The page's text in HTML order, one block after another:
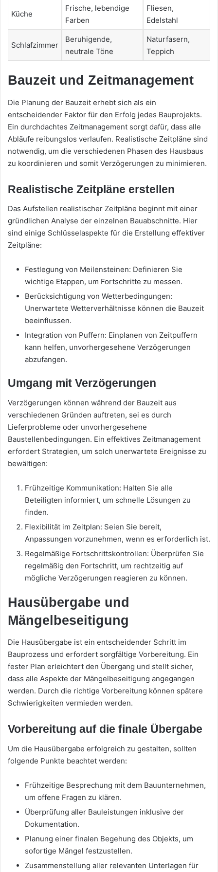
Küche
Frische, lebendige
Farben
Fliesen,
Edelstahl
Schlafzimmer
Beruhigende,
neutrale Töne
Naturfasern,
Teppich
Bauzeit und Zeitmanagement
Die Planung der Bauzeit erhebt sich als ein
entscheidender Faktor für den Erfolg jedes Bauprojekts.
Ein durchdachtes Zeitmanagement sorgt dafür, dass alle
Abläufe reibungslos verlaufen. Realistische Zeitpläne sind
notwendig, um die verschiedenen Phasen des Hausbaus
zu koordinieren und somit Verzögerungen zu minimieren.
Realistische Zeitpläne erstellen
Das Aufstellen realistischer Zeitpläne beginnt mit einer
gründlichen Analyse der einzelnen Bauabschnitte. Hier
sind einige Schlüsselaspekte für die Erstellung effektiver
Zeitpläne:
Festlegung von Meilensteinen: Definieren Sie
wichtige Etappen, um Fortschritte zu messen.
Berücksichtigung von Wetterbedingungen:
Unerwartete Wetterverhältnisse können die Bauzeit
beeinflussen.
Integration von Puffern: Einplanen von Zeitpuffern
kann helfen, unvorhergesehene Verzögerungen
abzufangen.
Umgang mit Verzögerungen
Verzögerungen können während der Bauzeit aus
verschiedenen Gründen auftreten, sei es durch
Lieferprobleme oder unvorhergesehene
Baustellenbedingungen. Ein effektives Zeitmanagement
erfordert Strategien, um solch unerwartete Ereignisse zu
bewältigen:
Frühzeitige Kommunikation: Halten Sie alle
Beteiligten informiert, um schnelle Lösungen zu
finden.
Flexibilität im Zeitplan: Seien Sie bereit,
Anpassungen vorzunehmen, wenn es erforderlich ist.
Regelmäßige Fortschrittskontrollen: Überprüfen Sie
regelmäßig den Fortschritt, um rechtzeitig auf
mögliche Verzögerungen reagieren zu können.
Hausübergabe und
Mängelbeseitigung
Die Hausübergabe ist ein entscheidender Schritt im
Bauprozess und erfordert sorgfältige Vorbereitung. Ein
fester Plan erleichtert den Übergang und stellt sicher,
dass alle Aspekte der Mängelbeseitigung angegangen
werden. Durch die richtige Vorbereitung können spätere
Schwierigkeiten vermieden werden.
Vorbereitung auf die finale Übergabe
Um die Hausübergabe erfolgreich zu gestalten, sollten
folgende Punkte beachtet werden:
Frühzeitige Besprechung mit dem Bauunternehmen,
um offene Fragen zu klären.
Überprüfung aller Bauleistungen inklusive der
Dokumentation.
Planung einer finalen Begehung des Objekts, um
sofortige Mängel festzustellen.
Zusammenstellung aller relevanten Unterlagen für